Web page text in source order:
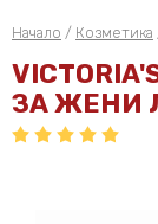
Начало / Козметика
ЗА ЖЕНИ